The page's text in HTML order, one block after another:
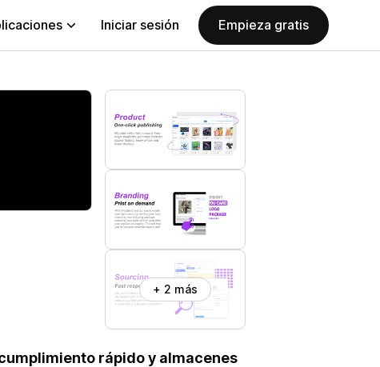
Iniciar sesión Empieza gratis
+ 2 más
rápido y almacenes